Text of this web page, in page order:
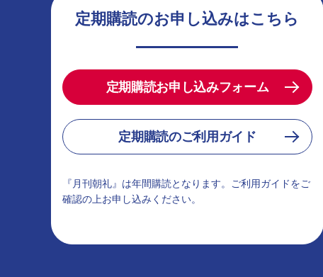
定期購読のお申し込みはこちら
定期購読お申し込みフォーム
定期購読のご利用ガイド
『月刊朝礼』は年間購読となります。ご利用ガイドをご
確認の上お申し込みください。